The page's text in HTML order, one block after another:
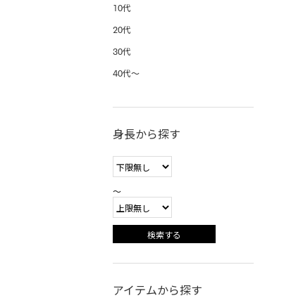
10代
20代
30代
40代〜
身長から探す
〜
アイテムから探す